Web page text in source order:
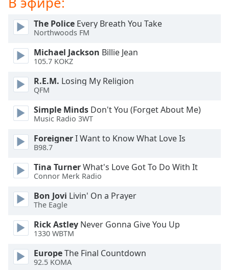
window.
Escape
cancel
close
window.
Color
Opacity
Background
Color
Opacity
The Police Every Breath You Take
Northwoods FM
Michael Jackson Billie Jean
105.7 KOKZ
R.E.M. Losing My Religion
QFM
Simple Minds Don't You (Forget About Me)
Music Radio 3WT
ForeignerI Want to Know What Love Is
B98.7
Tina TurnerWhat's Love Got To Do With It
Connor Merk Radio
Bon Jovi Livin' On a Prayer
The Eagle
Rick Astley Never Gonna Give You Up
1330 WBTM
EuropeThe Final Countdown
92.5 KOMA